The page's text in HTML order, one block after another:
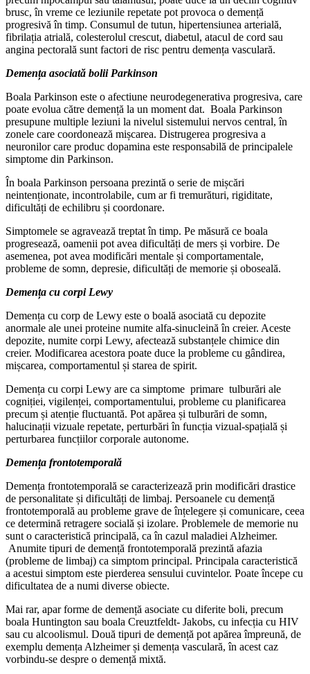
brusc, în vreme ce leziunile repetate pot provoca o demență
progresivă în timp. Consumul de tutun, hipertensiunea arterială,
fibrilația atrială, colesterolul crescut, diabetul, atacul de cord sau
angina pectorală sunt factori de risc pentru demența vasculară.
Demența asociată bolii Parkinson
Boala Parkinson este o afectiune neurodegenerativa progresiva, care
poate evolua către demență la un moment dat. Boala Parkinson
presupune multiple leziuni la nivelul sistemului nervos central, în
zonele care coordonează mișcarea. Distrugerea progresiva a
neuronilor care produc dopamina este responsabilă de principalele
simptome din Parkinson.
În boala Parkinson persoana prezintă o serie de mișcări
neintenționate, incontrolabile, cum ar fi tremurături, rigiditate,
dificultăți de echilibru și coordonare.
Simptomele se agravează treptat în timp. Pe măsură ce boala
progresează, oamenii pot avea dificultăți de mers și vorbire. De
asemenea, pot avea modificări mentale și comportamentale,
probleme de somn, depresie, dificultăți de memorie și oboseală.
Demența cu corpi Lewy
Demența cu corp de Lewy este o boală asociată cu depozite
anormale ale unei proteine ​​numite alfa-sinucleină în creier. Aceste
depozite, numite corpi Lewy, afectează substanțele chimice din
creier. Modificarea acestora poate duce la probleme cu gândirea,
mișcarea, comportamentul și starea de spirit.
Demența cu corpi Lewy are ca simptome primare tulburări ale
cogniției, vigilenței, comportamentului, probleme cu planificarea
precum și atenție fluctuantă. Pot apărea și tulburări de somn,
halucinații vizuale repetate, perturbări în funcția vizual-spațială și
perturbarea funcțiilor corporale autonome.
Demența frontotemporală
Demența frontotemporală se caracterizează prin modificări drastice
de personalitate și dificultăți de limbaj. Persoanele cu demență
frontotemporală au probleme grave de înțelegere și comunicare, ceea
ce determină retragere socială și izolare. Problemele de memorie nu
sunt o caracteristică principală, ca în cazul maladiei Alzheimer.
Anumite tipuri de demență frontotemporală prezintă afazia
(probleme de limbaj) ca simptom principal. Principala caracteristică
a acestui simptom este pierderea sensului cuvintelor. Poate începe cu
dificultatea de a numi diverse obiecte.
Mai rar, apar forme de demență asociate cu diferite boli, precum
boala Huntington sau boala Creuztfeldt- Jakobs, cu infecția cu HIV
sau cu alcoolismul. Două tipuri de demență pot apărea împreună, de
exemplu demența Alzheimer și demența vasculară, în acest caz
vorbindu-se despre o demență mixtă.